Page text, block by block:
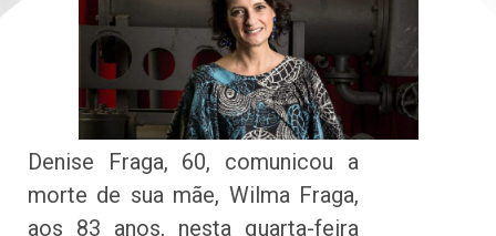
Denise Fraga, 60, comunicou a
morte de sua mãe, Wilma Fraga,
aos 83 anos, nesta quarta-feira